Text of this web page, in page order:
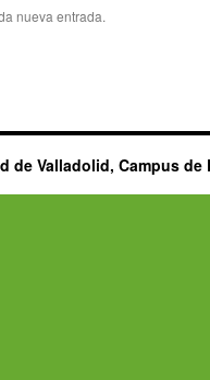
nueva entrada.
de Valladolid, Campus de